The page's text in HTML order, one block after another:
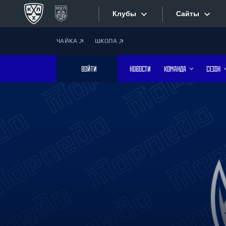
Клубы
Дивизион Боброва
Лада
Сайты
Фотобанк
ЧАЙКА ШКОЛА
ВОЙТИ НОВОСТИ КОМАНДА СЕЗОН